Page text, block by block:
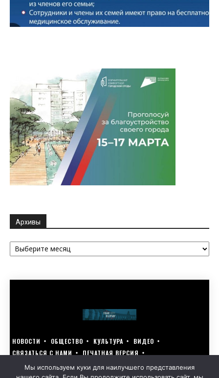
Архивы
Архивы
НОВОСТИ ОБЩЕСТВО КУЛЬТУРА
ВИДЕО
СВЯЗАТЬСЯ С НАМИ
ПЕЧАТНАЯ ВЕРСИЯ
ГОЛОСУЙ ЗА БЛАГОУСТРОЙСТВО СВОЕГО ГОРОДА 15–17 МАРТА
Мы используем куки для наилучшего представления